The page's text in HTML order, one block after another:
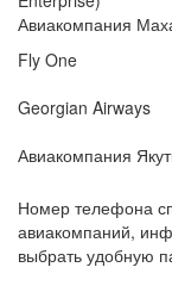
Авиакомпания
Fly One
Georgian Airways
Авиакомпания
Номер телефона
авиакомпаний,
выбрать удобную